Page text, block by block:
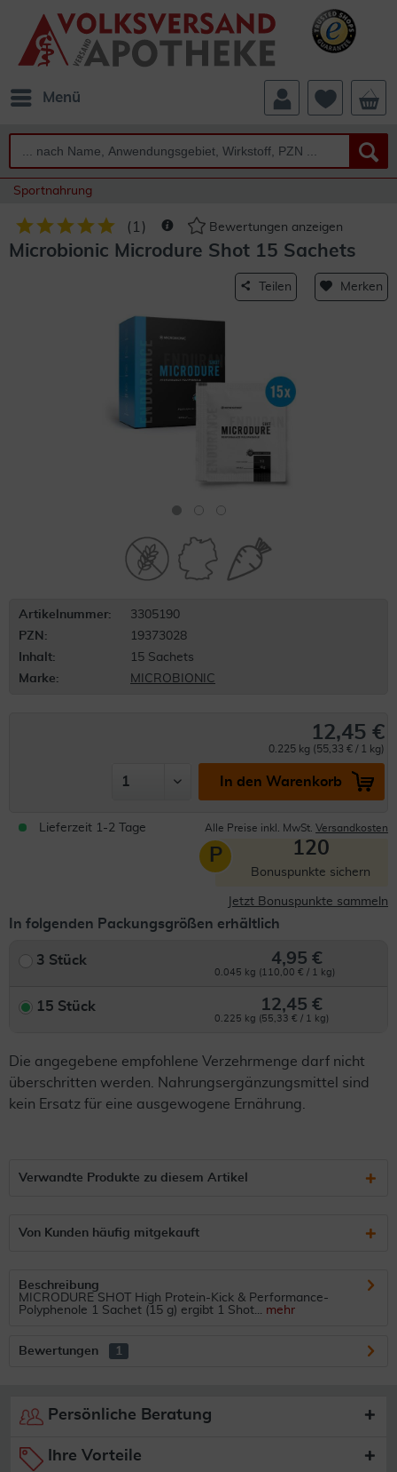
Menü
Sportnahrung
( 1 ) Bewertungen anzeigen
Microbionic Microdure Shot 15 Sachets
Teilen Merken
Artikelnummer:
3305190
PZN:
19373028
Inhalt:
15 Sachets
Marke:
MICROBIONIC
12,45 €
0.225 kg (55,33 € / 1 kg)
In den Warenkorb
Lieferzeit 1-2 Tage Alle Preise inkl. MwSt. Versandkosten
P 120
Bonuspunkte sichern
Jetzt Bonuspunkte sammeln
In folgenden Packungsgrößen erhältlich
3 Stück 4,95 €
0.045 kg (110,00 € / 1 kg)
15 Stück 12,45 €
0.225 kg (55,33 € / 1 kg)
Die angegebene empfohlene Verzehrmenge darf nicht
überschritten werden. Nahrungsergänzungsmittel sind
kein Ersatz für eine ausgewogene Ernährung.
Verwandte Produkte zu diesem Artikel
Von Kunden häufig mitgekauft
Beschreibung
MICRODURE SHOT High Protein-Kick & Performance-
Polyphenole 1 Sachet (15 g) ergibt 1 Shot... mehr
Bewertungen 1
Persönliche Beratung
Ihre Vorteile